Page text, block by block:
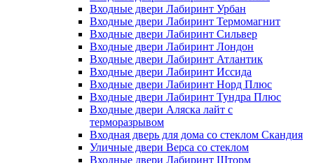
Входные двери Лабиринт Урбан
Входные двери Лабиринт Термомагнит
Входные двери Лабиринт Сильвер
Входные двери Лабиринт Лондон
Входные двери Лабиринт Атлантик
Входные двери Лабиринт Иссида
Входные двери Лабиринт Норд Плюс
Входные двери Лабиринт Тундра Плюс
Входные двери Аляска лайт с
терморазрывом
Входная дверь для дома со стеклом Скандия
Уличные двери Верса со стеклом
Входные двери Лабиринт Шторм